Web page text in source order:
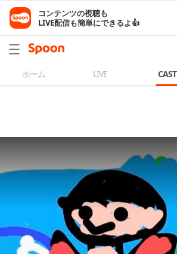
コンテンツの視聴も
LIVE配信も簡単にできるよ👍
ホーム LIVE CAST